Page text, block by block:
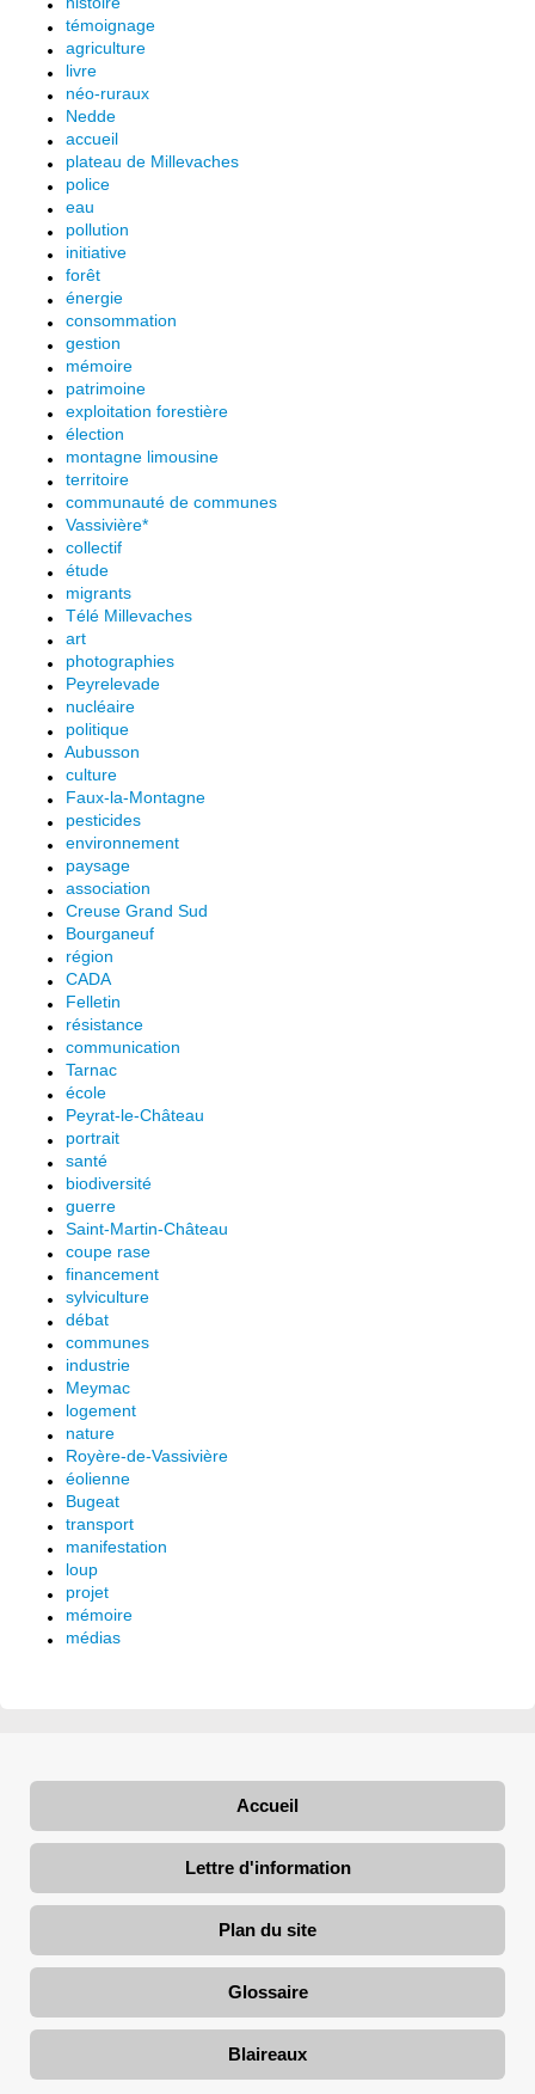
témoignage
agriculture
livre
néo-ruraux
Nedde
accueil
plateau de Millevaches
police
eau
pollution
initiative
forêt
énergie
consommation
gestion
mémoire
patrimoine
exploitation forestière
élection
montagne limousine
territoire
communauté de communes
Vassivière*
collectif
étude
migrants
Télé Millevaches
art
photographies
Peyrelevade
nucléaire
politique
Aubusson
culture
Faux-la-Montagne
pesticides
environnement
paysage
association
Creuse Grand Sud
Bourganeuf
région
CADA
Felletin
résistance
communication
Tarnac
école
Peyrat-le-Château
portrait
santé
biodiversité
guerre
Saint-Martin-Château
coupe rase
financement
sylviculture
débat
communes
industrie
Meymac
logement
nature
Royère-de-Vassivière
éolienne
Bugeat
transport
manifestation
loup
projet
mémoire
médias
Accueil
Lettre d'information
Plan du site
Glossaire
Blaireaux